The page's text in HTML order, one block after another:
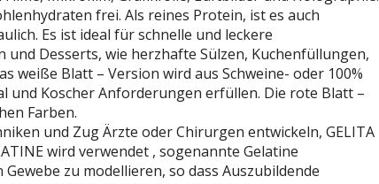
frei. Als reines Protein, ist es auch
Es ist ideal für schnelle und leckere
und Desserts, wie herzhafte Sülzen, Kuchenfüllungen,
weiße Blatt – Version wird aus Schweine- oder 100%
und Koscher Anforderungen erfüllen. Die rote Blatt –
Farben.
und Zug Ärzte oder Chirurgen entwickeln, GELITA
wird verwendet , sogenannte Gelatine
zu modellieren, so dass Auszubildende